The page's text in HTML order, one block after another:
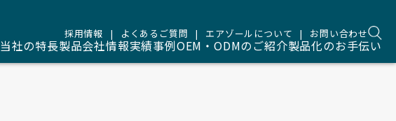
採用情報 よくあるご質問 エアゾールについて お問い合わせ
当社の特長製品会社情報実績事例OEM・ODMのご紹介製品化のお手伝い